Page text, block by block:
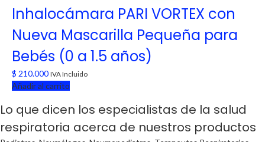
Inhalocámara PARI VORTEX con
Nueva Mascarilla Pequeña para
Bebés (0 a 1.5 años)
$ 210.000 IVA Incluido
Añadir al carrito
Lo que dicen los especialistas de la salud
respiratoria acerca de nuestros productos